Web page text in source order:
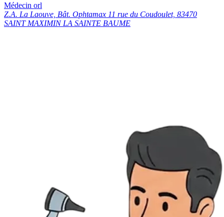
Médecin orl
Z.A. La Laouve, Bât. Ophtamax 11 rue du Coudoulet, 83470
SAINT MAXIMIN LA SAINTE BAUME